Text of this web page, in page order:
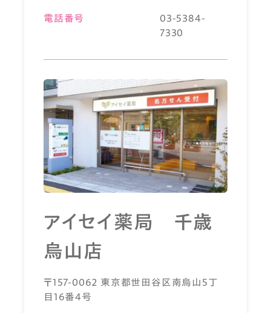
電話番号
03-5384-
7330
アイセイ薬局 千歳
烏山店
〒157-0062 東京都世田谷区南烏山5丁
目16番4号